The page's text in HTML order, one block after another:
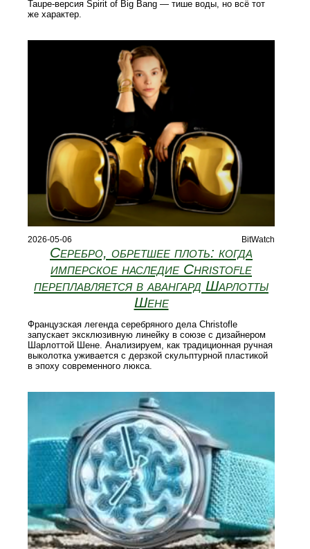
Taupe-версия Spirit of Big Bang — тише воды, но всё тот
же характер.
2026-05-06 BitWatch
Серебро, обретшее плоть: когда
имперское наследие Christofle
переплавляется в авангард Шарлотты
Шене
Французская легенда серебряного дела Christofle
запускает эксклюзивную линейку в союзе с дизайнером
Шарлоттой Шене. Анализируем, как традиционная ручная
выколотка уживается с дерзкой скульптурной пластикой
в эпоху современного люкса.